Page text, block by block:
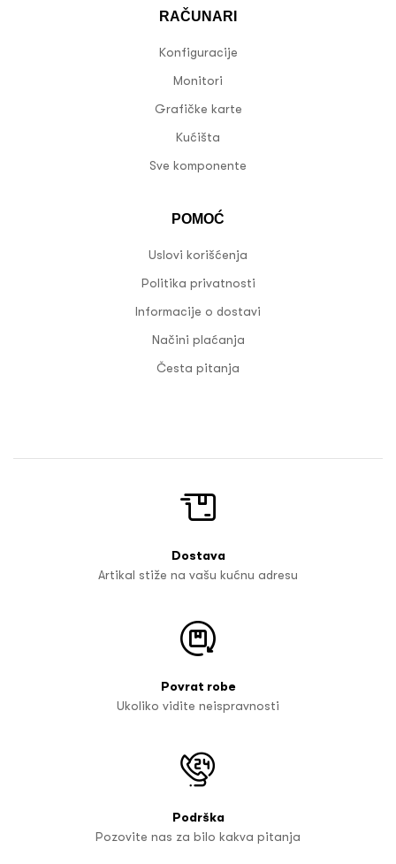
RAČUNARI
Konfiguracije
Monitori
Grafičke karte
Kućišta
Sve komponente
POMOĆ
Uslovi korišćenja
Politika privatnosti
Informacije o dostavi
Načini plaćanja
Česta pitanja
Dostava
Artikal stiže na vašu kućnu adresu
Povrat robe
Ukoliko vidite neispravnosti
Podrška
Pozovite nas za bilo kakva pitanja